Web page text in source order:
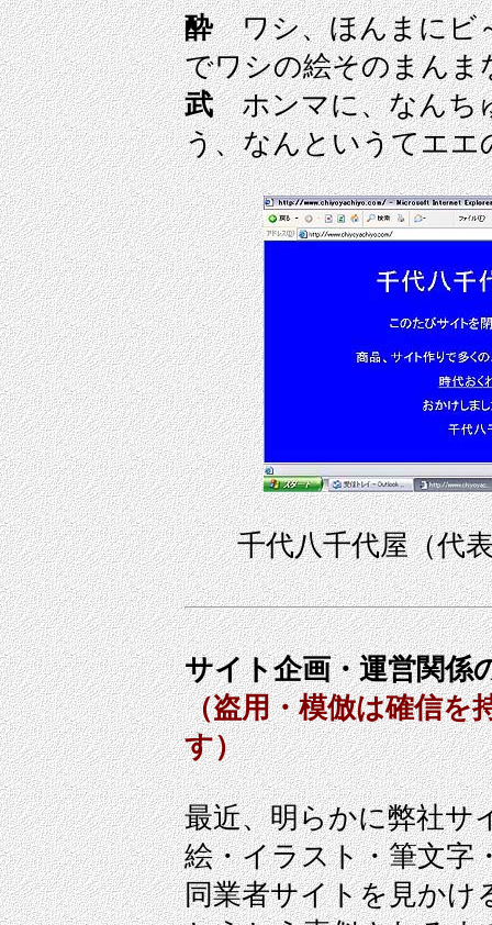
酔ワシ、ほんまにビ
でワシの絵そのまんま
武ホンマに、なんち
う、なんというてエ
千代八千代屋（代
サイト企画・運営関係
（盗用・模倣は確信を
す）
最近、明らかに弊社サ
絵・イラスト・筆文字
同業者サイトを見かけ